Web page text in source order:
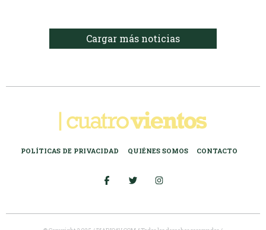
Cargar más noticias
POLÍTICAS DE PRIVACIDAD QUIÉNES SOMOS CONTACTO